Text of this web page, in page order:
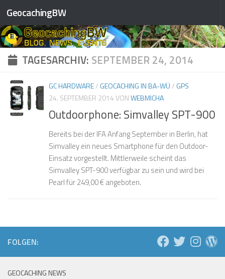
❅
❅
❅
❅
❅
❅
❅
❅
❅
❅
❅ ❅
❅
❅
❅
❅
Zum Inhalt springen
GeocachingBW
TAGESARCHIV: SEPTEMBER 24, 2014
GC HARDWARE/ GEOCACHING IN BA-WÜ/ GPS
24. SEPTEMBER 2014VONWEBMICHA
Outdoorphone: Simvalley SPT-900
Bereits bei der IFA Anfang September in Berlin, hat
Simvalley ein neues Smartphone für den Outdoor-
Einsatz vorgestellt. Mittlerweile scheint das
Simvalley SPT-900 verfügbar zu sein und wird bei
Pearl für 249,00 € angeboten.
FOLGEN:
GEOCACHING NEWS